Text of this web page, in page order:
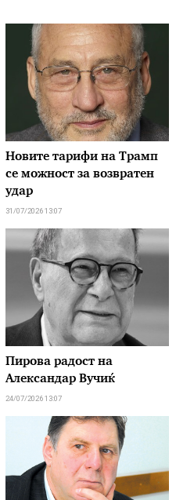
Новите тарифи на Трамп
се можност за возвратен
удар
31/07/2026 13:07
Пирова радост на
Александар Вучиќ
24/07/2026 13:07